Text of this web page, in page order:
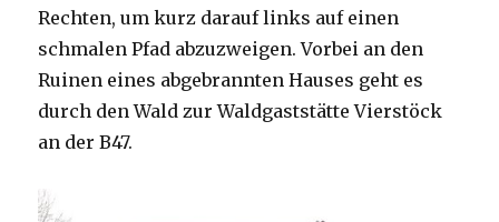
Rechten, um kurz darauf links auf einen
schmalen Pfad abzuzweigen. Vorbei an den
Ruinen eines abgebrannten Hauses geht es
durch den Wald zur Waldgaststätte Vierstöck
an der B47.